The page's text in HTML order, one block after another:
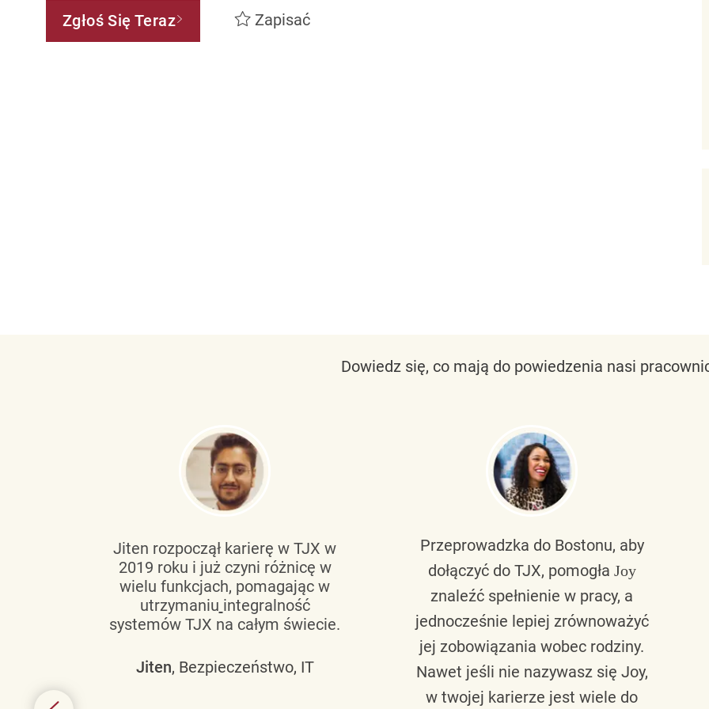
Zgłoś Się Teraz Zapisać
Dowiedz się, co mają do powiedzenia nasi
Jiten rozpoczął karierę w TJX w
2019 roku i już czyni różnicę w
wielu funkcjach, pomagając w
utrzymaniu integralność
systemów TJX na całym świecie.
Jiten, Bezpieczeństwo, IT
Przeprowadzka do Bostonu, aby
dołączyć do TJX, pomogła Joy
znaleźć spełnienie w pracy, a
jednocześnie lepiej zrównoważyć
jej zobowiązania wobec rodziny.
Nawet jeśli nie nazywasz się Joy,
w twojej karierze jest wiele do